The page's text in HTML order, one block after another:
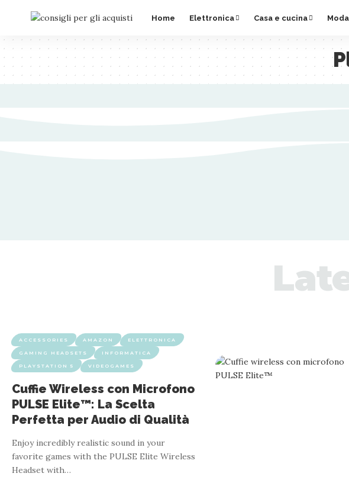
Home Elettronica Casa e cucina Moda
ACCESSORIES AMAZON ELETTRONICA
GAMING HEADSETS INFORMATICA
PLAYSTATION 5 VIDEOGAMES
Cuffie Wireless con Microfono
PULSE Elite™: La Scelta
Perfetta per Audio di Qualità
Enjoy incredibly realistic sound in your
favorite games with the PULSE Elite Wireless
Headset with…